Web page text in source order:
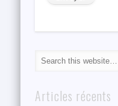
Articles récents